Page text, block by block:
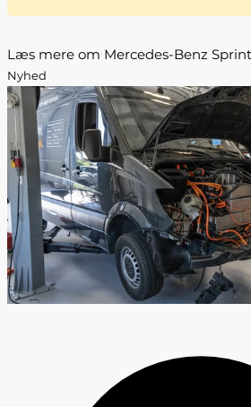
Læs mere om Mercedes-Benz
Nyhed